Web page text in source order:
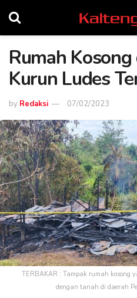
Rumah
Kurun Ludes
by Redaksi 07/02/2023
TERBAKAR : Tampak rumah kosong
dengan tanah di daerah